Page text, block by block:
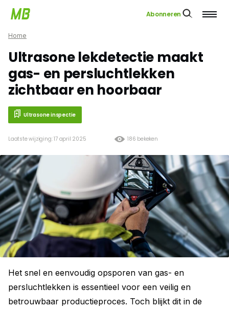
Abonneren
Home
Ultrasone lekdetectie maakt
gas- en persluchtlekken
zichtbaar en hoorbaar
Ultrasone inspectie
186 bekeken
Laatste wijziging: 17 april 2025
Het snel en eenvoudig opsporen van gas- en
persluchtlekken is essentieel voor een veilig en
betrouwbaar productieproces. Toch blijkt dit in de